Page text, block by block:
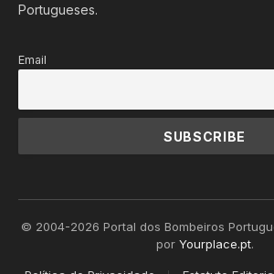
Portugueses.
Email
© 2004-2026 Portal dos Bombeiros
por Yourplace.pt.